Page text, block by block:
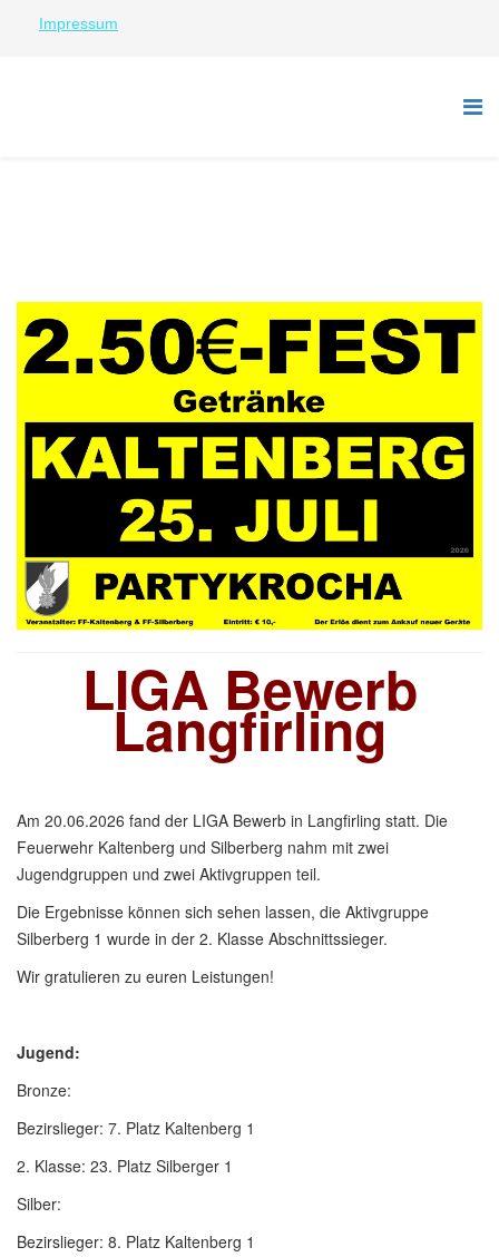
Impressum
LIGA Bewerb
Langfirling
Am 20.06.2026 fand der LIGA Bewerb in Langfirling statt. Die
Feuerwehr Kaltenberg und Silberberg nahm mit zwei
Jugendgruppen und zwei Aktivgruppen teil.
Die Ergebnisse können sich sehen lassen, die Aktivgruppe
Silberberg 1 wurde in der 2. Klasse Abschnittssieger.
Wir gratulieren zu euren Leistungen!
Jugend:
Bronze:
Bezirslieger: 7. Platz Kaltenberg 1
2. Klasse: 23. Platz Silberger 1
Silber:
Bezirslieger: 8. Platz Kaltenberg 1